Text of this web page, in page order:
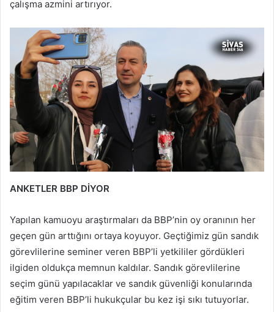
çalışma azmini artırıyor.
ANKETLER BBP DİYOR
Yapılan kamuoyu araştırmaları da BBP’nin oy oranının her
geçen gün arttığını ortaya koyuyor. Geçtiğimiz gün sandık
görevlilerine seminer veren BBP’li yetkililer gördükleri
ilgiden oldukça memnun kaldılar. Sandık görevlilerine
seçim günü yapılacaklar ve sandık güvenliği konularında
eğitim veren BBP’li hukukçular bu kez işi sıkı tutuyorlar.